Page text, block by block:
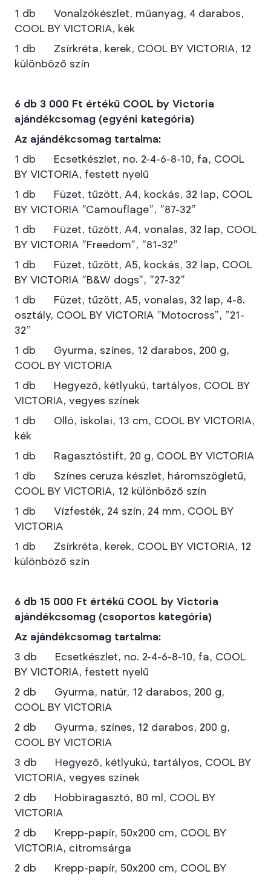
1 db Vonalzókészlet, műanyag, 4 darabos,
COOL BY VICTORIA, kék
1 db Zsírkréta, kerek, COOL BY VICTORIA, 12
különböző szín
6 db 3 000 Ft értékű COOL by Victoria
ajándékcsomag (egyéni kategória)
Az ajándékcsomag tartalma:
1 db Ecsetkészlet, no. 2-4-6-8-10, fa, COOL
BY VICTORIA, festett nyelű
1 db Füzet, tűzött, A4, kockás, 32 lap, COOL
BY VICTORIA "Camouflage", "87-32"
1 db Füzet, tűzött, A4, vonalas, 32 lap, COOL
BY VICTORIA "Freedom", "81-32"
1 db Füzet, tűzött, A5, kockás, 32 lap, COOL
BY VICTORIA "B&W dogs", "27-32"
1 db Füzet, tűzött, A5, vonalas, 32 lap, 4-8.
osztály, COOL BY VICTORIA "Motocross", "21-
32"
1 db Gyurma, színes, 12 darabos, 200 g,
COOL BY VICTORIA
1 db Hegyező, kétlyukú, tartályos, COOL BY
VICTORIA, vegyes színek
1 db Olló, iskolai, 13 cm, COOL BY VICTORIA,
kék
1 db Ragasztóstift, 20 g, COOL BY VICTORIA
1 db Színes ceruza készlet, háromszögletű,
COOL BY VICTORIA, 12 különböző szín
1 db Vízfesték, 24 szín, 24 mm, COOL BY
VICTORIA
1 db Zsírkréta, kerek, COOL BY VICTORIA, 12
különböző szín
6 db 15 000 Ft értékű COOL by Victoria
ajándékcsomag (csoportos kategória)
Az ajándékcsomag tartalma:
3 db Ecsetkészlet, no. 2-4-6-8-10, fa, COOL
BY VICTORIA, festett nyelű
2 db Gyurma, natúr, 12 darabos, 200 g,
COOL BY VICTORIA
2 db Gyurma, színes, 12 darabos, 200 g,
COOL BY VICTORIA
3 db Hegyező, kétlyukú, tartályos, COOL BY
VICTORIA, vegyes színek
2 db Hobbiragasztó, 80 ml, COOL BY
VICTORIA
2 db Krepp-papír, 50x200 cm, COOL BY
VICTORIA, citromsárga
2 db Krepp-papír, 50x200 cm, COOL BY